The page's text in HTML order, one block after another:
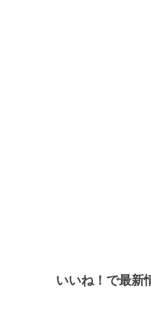
いいね！で最新